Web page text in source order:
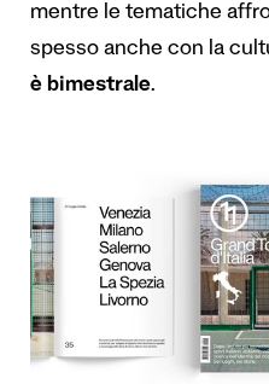
mentre le tematiche
spesso anche con la
è bimestrale.